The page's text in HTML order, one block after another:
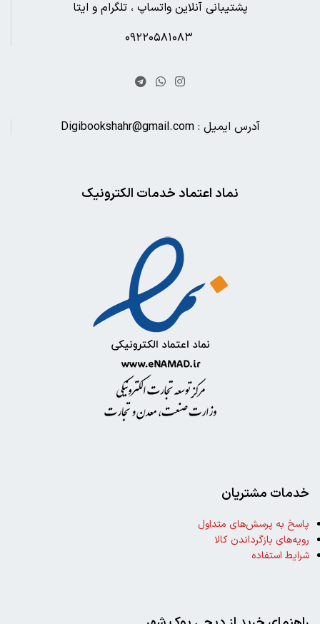
پشتیبانی آنلاین واتساپ ، تلگرام و ایتا
آدرس ایمیل : Digibookshahr@gmail.com
نماد اعتماد خدمات الکترونیک
خدمات مشتریان
پاسخ به پرسش‌های متداول
رویه‌های بازگرداندن کالا
شرایط استفاده
چاقو و